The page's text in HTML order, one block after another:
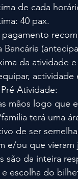
de cada
40 pax.
Bancária
da atividade
actividade
Atividade:
mãos logo que
terá uma
de ser
e/ou que vieram
são da inteira
e escolha do